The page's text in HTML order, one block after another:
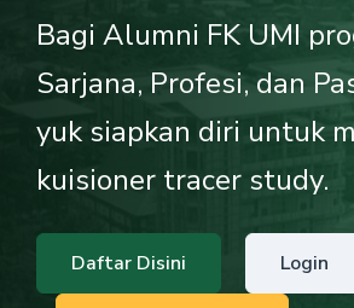
Bagi Alumni FK UMI
Sarjana, Profesi, dan
yuk siapkan diri untuk
kuisioner tracer study.
Daftar Disini Login